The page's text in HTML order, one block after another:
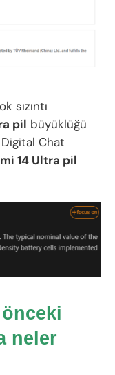
sızıntı
pil büyüklüğü
Digital Chat
14 Ultra pil
neler